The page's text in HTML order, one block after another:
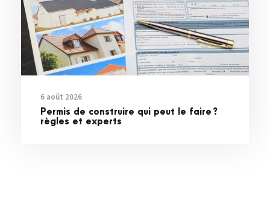
6 août 2026
Permis de construire qui peut le faire ?
règles et experts